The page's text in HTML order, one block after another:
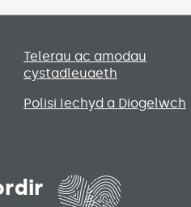
Telerau ac amodau
cystadleuaeth
Polisi Iechyd a Diogelwch